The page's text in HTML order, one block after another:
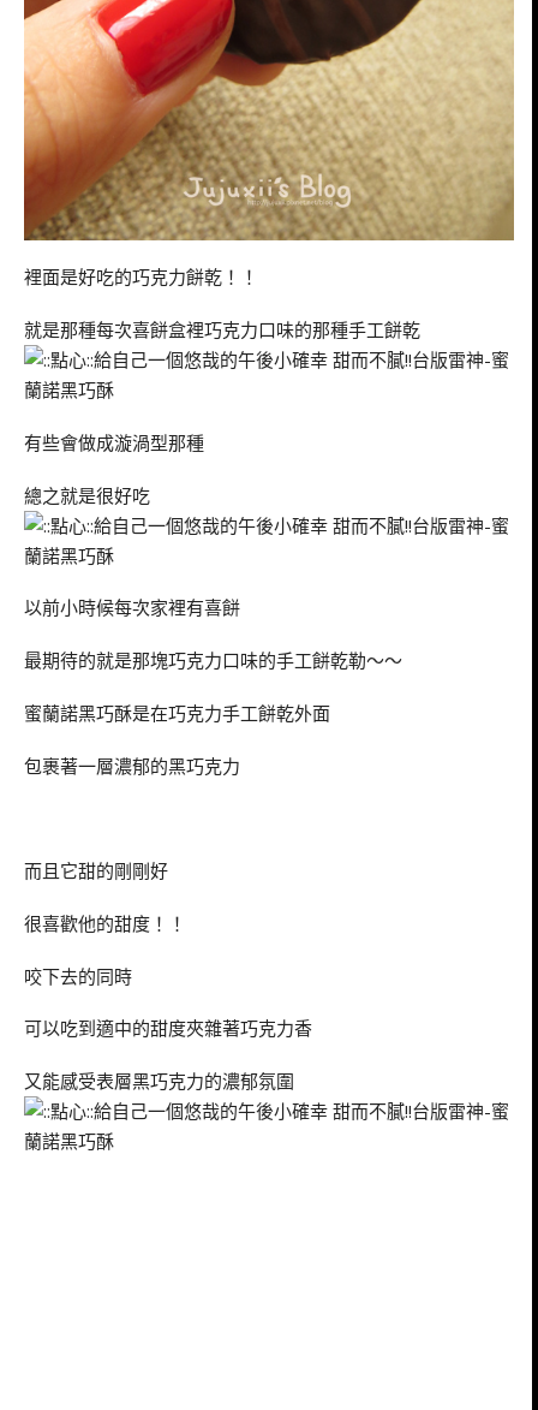
裡面是好吃的巧克力餅乾！！
就是那種每次喜餅盒裡巧克力口味的那種手工餅乾
有些會做成漩渦型那種
總之就是很好吃
以前小時候每次家裡有喜餅
最期待的就是那塊巧克力口味的手工餅乾勒～～
蜜蘭諾黑巧酥是在巧克力手工餅乾外面
包裹著一層濃郁的黑巧克力
而且它甜的剛剛好
很喜歡他的甜度！！
咬下去的同時
可以吃到適中的甜度夾雜著巧克力香
又能感受表層黑巧克力的濃郁氛圍